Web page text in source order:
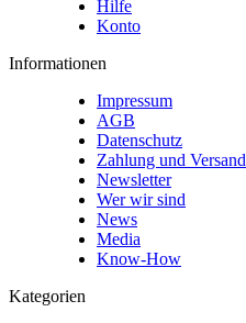
Hilfe
Konto
Informationen
Impressum
AGB
Datenschutz
Zahlung und Versand
Newsletter
Wer wir sind
News
Media
Know-How
Kategorien